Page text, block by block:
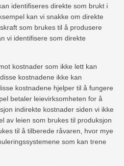
identifiseres direkte som brukt i
kan vi snakke om direkte
som brukes til å produsere
vi identifisere som direkte
kostnader som ikke lett kan
kostnadene ikke kan
kostnadene hjelper til å fungere
betaler leievirksomheten for å
indirekte kostnader siden vi ikke
av leien som brukes til produksjon
til å tilberede råvaren, hvor mye
som kan trene